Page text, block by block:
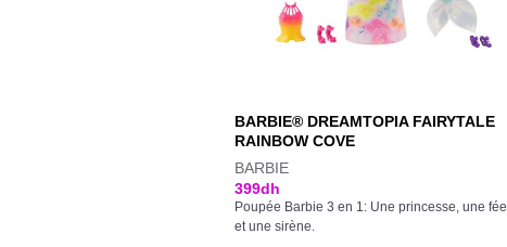
BARBIE® DREAMTOPIA FAIRYTALE
RAINBOW COVE
BARBIE
399dh
Poupée Barbie 3 en 1: Une princesse, une fée
et une sirène.